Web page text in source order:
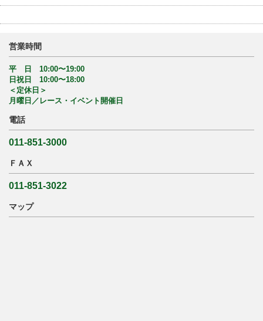
営業時間
平 日 10:00〜19:00
日祝日 10:00〜18:00
＜定休日＞
月曜日／レース・イベント開催日
電話
011-851-3000
ＦＡＸ
011-851-3022
マップ